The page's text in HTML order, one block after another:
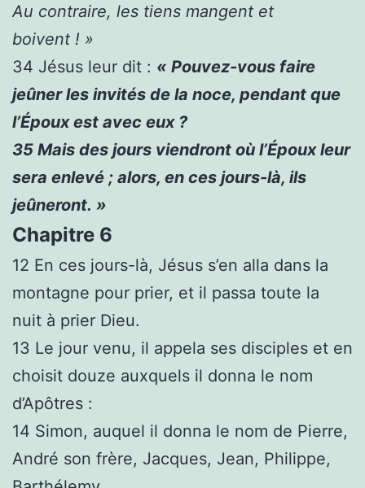
Au contraire, les tiens mangent et
boivent ! »
34 Jésus leur dit : « Pouvez-vous faire
jeûner les invités de la noce, pendant que
l’Époux est avec eux ?
35 Mais des jours viendront où l’Époux leur
sera enlevé ; alors, en ces jours-là, ils
jeûneront. »
Chapitre 6
12 En ces jours-là, Jésus s’en alla dans la
montagne pour prier, et il passa toute la
nuit à prier Dieu.
13 Le jour venu, il appela ses disciples et en
choisit douze auxquels il donna le nom
d’Apôtres :
14 Simon, auquel il donna le nom de Pierre,
André son frère, Jacques, Jean, Philippe,